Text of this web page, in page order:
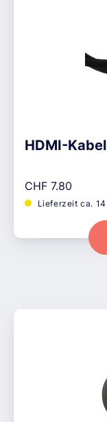
HDMI-
Regulärer Preis:
CHF 7.80
Lieferzeit ca.